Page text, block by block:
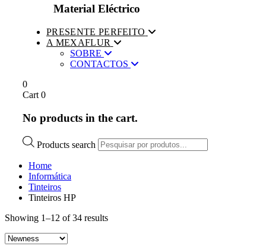
Material Eléctrico
PRESENTE PERFEITO
A MEXAFLUR
SOBRE
CONTACTOS
0
Cart 0
No products in the cart.
Products search
Home
Informática
Tinteiros
Tinteiros HP
Showing 1–12 of 34 results